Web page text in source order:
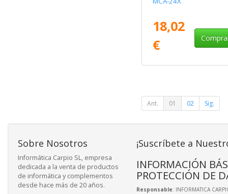
18,02
€
Ant. 01 02 Sig.
Sobre Nosotros
Informática Carpio SL, empresa
dedicada a la venta de productos
de informática y complementos
desde hace más de 20 años.
¡Suscríbete a
INFORMACIÓN
PROTECCIÓN DE
Responsable: INFORMATICA